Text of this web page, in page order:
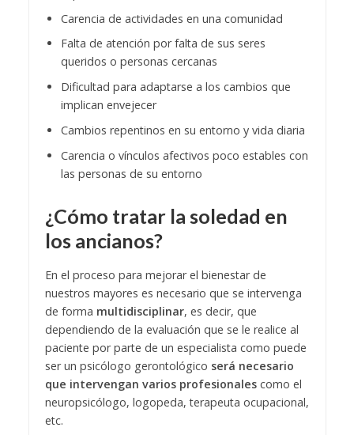
Carencia de actividades en una comunidad
Falta de atención por falta de sus seres
queridos o personas cercanas
Dificultad para adaptarse a los cambios que
implican envejecer
Cambios repentinos en su entorno y vida diaria
Carencia o vínculos afectivos poco estables con
las personas de su entorno
¿Cómo tratar la soledad en
los ancianos?
En el proceso para mejorar el bienestar de
nuestros mayores es necesario que se intervenga
de forma multidisciplinar, es decir, que
dependiendo de la evaluación que se le realice al
paciente por parte de un especialista como puede
ser un psicólogo gerontológico será necesario
que intervengan varios profesionalescomo el
neuropsicólogo, logopeda, terapeuta ocupacional,
etc.